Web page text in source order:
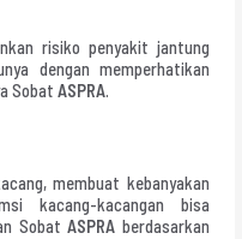
risiko penyakit jantung
dengan memperhatikan
Sobat ASPRA.
membuat kebanyakan
kacang-kacangan bisa
SobatASPRA berdasarkan